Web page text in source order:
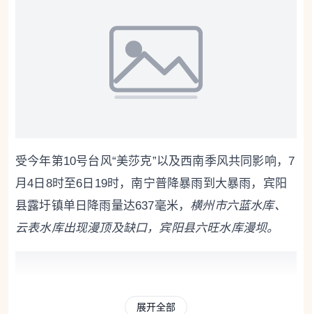
受今年第10号台风“美莎克”以及西南季风共同影响，7
月4日8时至6日19时，南宁普降暴雨到大暴雨，宾阳
县露圩镇单日降雨量达637毫米， 横州市六蓝水库、
云表水库出现漫顶及缺口，宾阳县六旺水库漫坝。
展开全部